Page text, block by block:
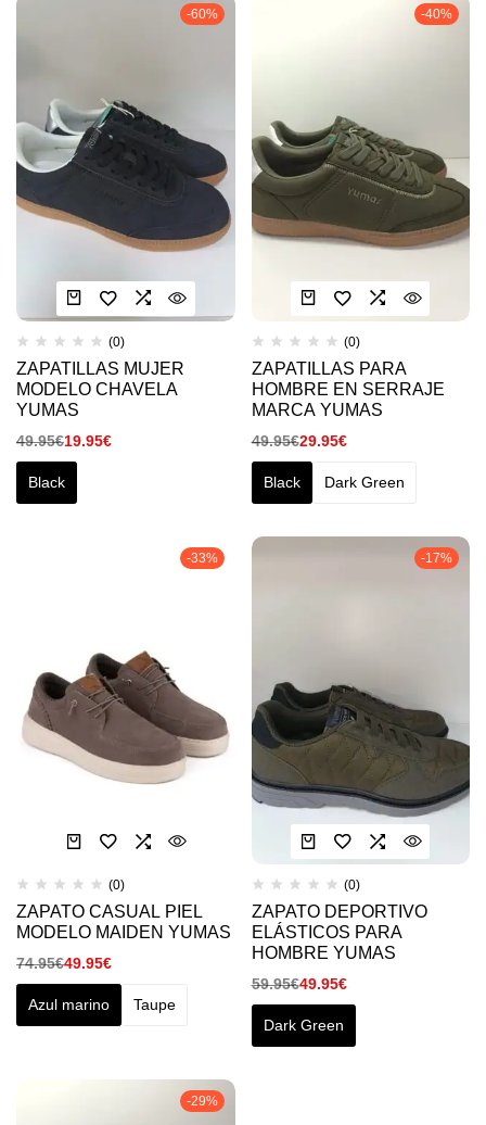
-60%
(0)
ZAPATILLAS MUJER
MODELO CHAVELA
YUMAS
49.95€19.95€
Black
-40%
(0)
ZAPATILLAS PARA
HOMBRE EN SERRAJE
MARCA YUMAS
49.95€29.95€
Black Dark Green
-33%
(0)
ZAPATO CASUAL PIEL
MODELO MAIDEN YUMAS
74.95€49.95€
Azul marino Taupe
-17%
(0)
ZAPATO DEPORTIVO
ELÁSTICOS PARA
HOMBRE YUMAS
59.95€49.95€
Dark Green
-29%